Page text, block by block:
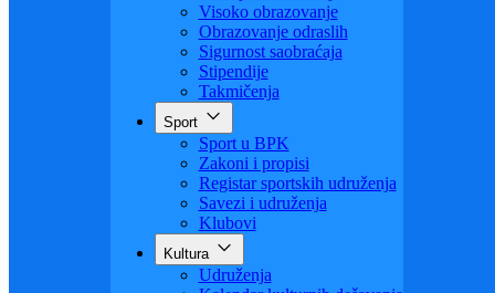
Predškolski odgoj
Osnovno obrazovanje
Srednje obrazovanje
Visoko obrazovanje
Obrazovanje odraslih
Sigurnost saobraćaja
Stipendije
Takmičenja
Sport
Sport u BPK
Zakoni i propisi
Registar sportskih udruženja
Savezi i udruženja
Klubovi